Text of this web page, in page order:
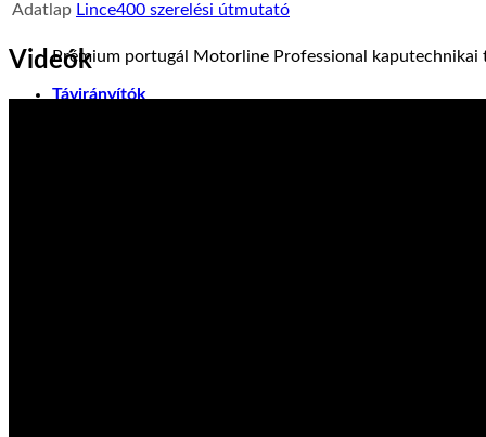
Prémium portugál Motorline Professional kaputechnikai
Távirányítók
Adatlap Lince400 szerelési útmutató
Videók